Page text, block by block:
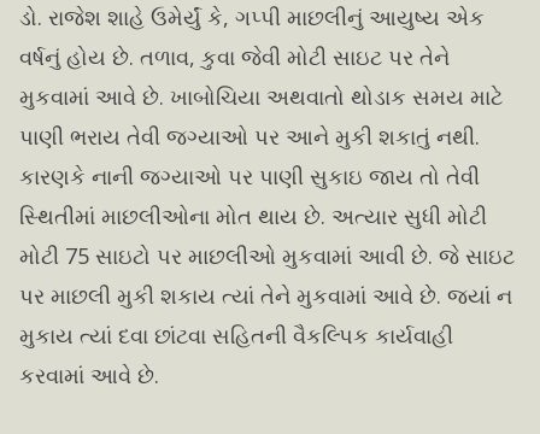
ડો. રાજેશ શાહે ઉમેર્યું કે, ગપ્પી માછલીનું આયુષ્ય એક
વર્ષનું હોય છે. તળાવ, કુવા જેવી મોટી સાઇટ પર તેને
મુકવામાં આવે છે. ખાબોચિયા અથવાતો થોડાક સમય માટે
પાણી ભરાય તેવી જગ્યાઓ પર આને મુકી શકાતું નથી.
કારણકે નાની જગ્યાઓ પર પાણી સુકાઇ જાય તો તેવી
સ્થિતીમાં માછલીઓના મોત થાય છે. અત્યાર સુધી મોટી
મોટી 75 સાઇટો પર માછલીઓ મુકવામાં આવી છે. જે સાઇટ
પર માછલી મુકી શકાય ત્યાં તેને મુકવામાં આવે છે. જ્યાં ન
મુકાય ત્યાં દવા છાંટવા સહિતની વૈકલ્પિક કાર્યવાહી
કરવામાં આવે છે.